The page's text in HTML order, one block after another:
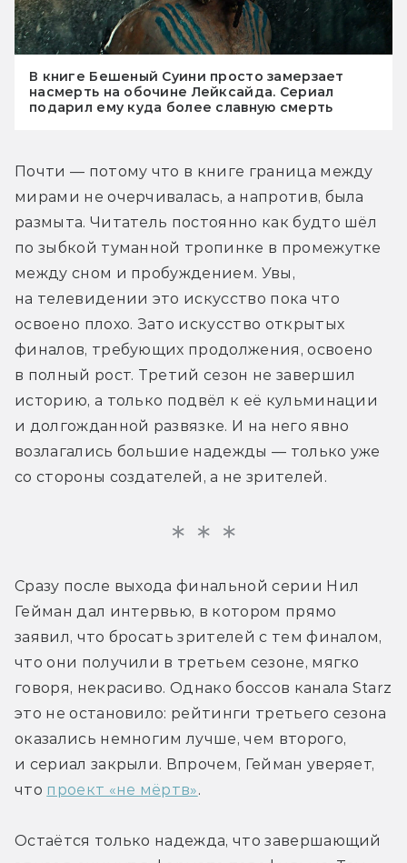
В книге Бешеный Суини просто замерзает
насмерть на обочине Лейксайда. Сериал
подарил ему куда более славную смерть
Почти — потому что в книге граница между
мирами не очерчивалась, а напротив, была
размыта. Читатель постоянно как будто шёл
по зыбкой туманной тропинке в промежутке
между сном и пробуждением. Увы,
на телевидении это искусство пока что
освоено плохо. Зато искусство открытых
финалов, требующих продолжения, освоено
в полный рост. Третий сезон не завершил
историю, а только подвёл к её кульминации
и долгожданной развязке. И на него явно
возлагались большие надежды — только уже
со стороны создателей, а не зрителей.
Сразу после выхода финальной серии Нил
Гейман дал интервью, в котором прямо
заявил, что бросать зрителей с тем финалом,
что они получили в третьем сезоне, мягко
говоря, некрасиво. Однако боссов канала Starz
это не остановило: рейтинги третьего сезона
оказались немногим лучше, чем второго,
и сериал закрыли. Впрочем, Гейман уверяет,
что проект «не мёртв».
Остаётся только надежда, что завершающий